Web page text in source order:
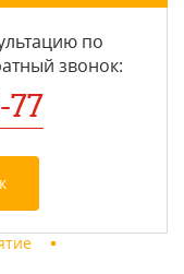
по
звонок:
77